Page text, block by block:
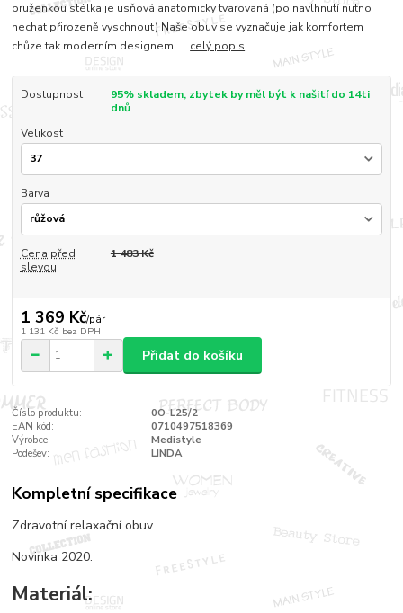
pruženkou stélka je usňová anatomicky tvarovaná (po navlhnutí nutno
nechat přirozeně vyschnout) Naše obuv se vyznačuje jak komfortem
chůze tak moderním designem. ... celý popis
Dostupnost
95% skladem, zbytek by měl být k našití do 14ti
dnů
Velikost
Barva
Cena před
slevou
1 483 Kč
1 369 Kč/pár
1 131 Kč bez DPH
Přidat do košíku
Číslo produktu:
0O-L25/2
EAN kód:
0710497518369
Výrobce:
Medistyle
Podešev:
LINDA
Kompletní specifikace
Zdravotní relaxační obuv.
Novinka 2020.
Materiál: